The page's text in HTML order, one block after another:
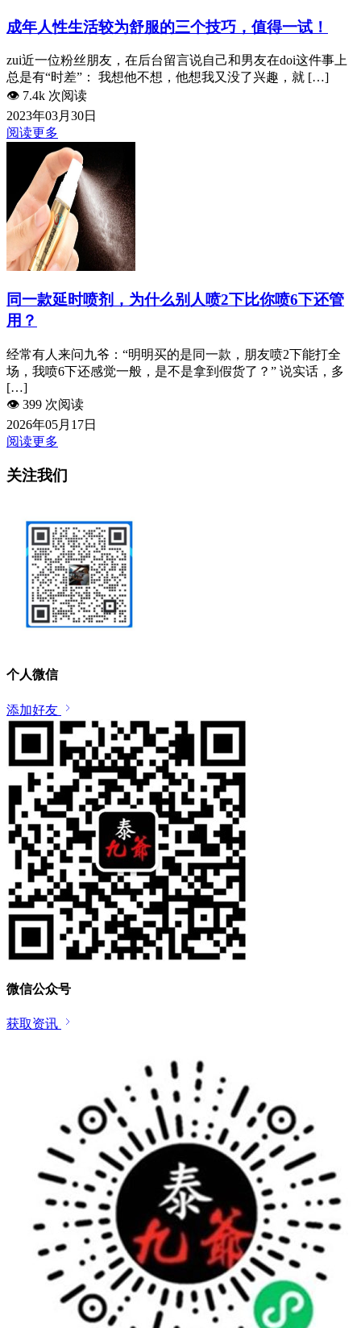
成年人性生活较为舒服的三个技巧，值得一试！
zui近一位粉丝朋友，在后台留言说自己和男友在doi这件事上
总是有“时差”： 我想他不想，他想我又没了兴趣，就 […]
👁️ 7.4k 次阅读
2023年03月30日
阅读更多
同一款延时喷剂，为什么别人喷2下比你喷6下还管
用？
经常有人来问九爷：“明明买的是同一款，朋友喷2下能打全
场，我喷6下还感觉一般，是不是拿到假货了？” 说实话，多
[…]
👁️ 399 次阅读
2026年05月17日
阅读更多
关注我们
个人微信
添加好友
微信公众号
获取资讯